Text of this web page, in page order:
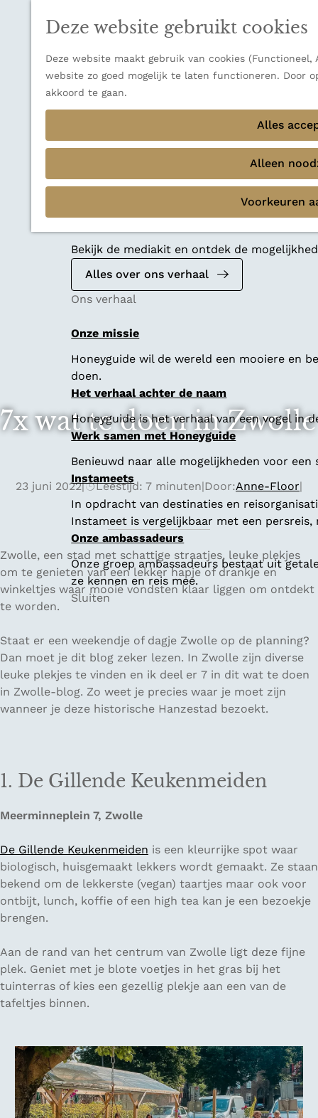
Deze website gebruikt cookies
Deze website maakt gebruik van cookies
website zo goed mogelijk te laten functioneren. Door
akkoord te gaan.
Alles
Alleen
Voorkeuren
u
Verborgen parels
Mediakit 2026
Bekijk de mediakit en ontdek de
Alles over ons verhaal
Ons verhaal
Onze missie
Honeyguide wil de wereld een mooiere en
doen.
Het verhaal achter de naam
Honeyguide is het verhaal van een vogel in
Werk samen met Honeyguide
Benieuwd naar alle mogelijkheden voor
Instameets
In opdracht van destinaties en
Instameet is vergelijkbaar met een
Onze ambassadeurs
Onze groep ambassadeurs bestaat uit
ze kennen en reis mee.
Sluiten
7x wat te doen in Zwolle
23 juni 2022| Leestijd: 7 minuten|Door:Anne-Floor|
Zwolle, een stad met schattige straatjes, leuke plekjes
om te genieten van een lekker hapje of drankje en
winkeltjes waar mooie vondsten klaar liggen om ontdekt
te worden.
Staat er een weekendje of dagje Zwolle op de planning?
Dan moet je dit blog zeker lezen. In Zwolle zijn diverse
leuke plekjes te vinden en ik deel er 7 in dit wat te doen
in Zwolle-blog. Zo weet je precies waar je moet zijn
wanneer je deze historische Hanzestad bezoekt.
1. De Gillende Keukenmeiden
Meerminneplein 7, Zwolle
De Gillende Keukenmeiden is een kleurrijke spot waar
biologisch, huisgemaakt lekkers wordt gemaakt. Ze staan
bekend om de lekkerste (vegan) taartjes maar ook voor
ontbijt, lunch, koffie of een high tea kan je een bezoekje
brengen.
Aan de rand van het centrum van Zwolle ligt deze fijne
plek. Geniet met je blote voetjes in het gras bij het
tuinterras of kies een gezellig plekje aan een van de
tafeltjes binnen.